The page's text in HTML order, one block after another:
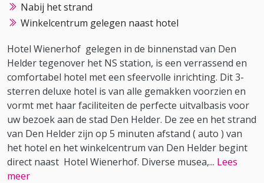
Nabij het strand
Winkelcentrum gelegen naast hotel
Hotel Wienerhof gelegen in de binnenstad van Den
Helder tegenover het NS station, is een verrassend en
comfortabel hotel met een sfeervolle inrichting. Dit 3-
sterren deluxe hotel is van alle gemakken voorzien en
vormt met haar faciliteiten de perfecte uitvalbasis voor
uw bezoek aan de stad Den Helder. De zee en het strand
van Den Helder zijn op 5 minuten afstand ( auto ) van
het hotel en het winkelcentrum van Den Helder begint
direct naast Hotel Wienerhof. Diverse musea,... Lees
meer